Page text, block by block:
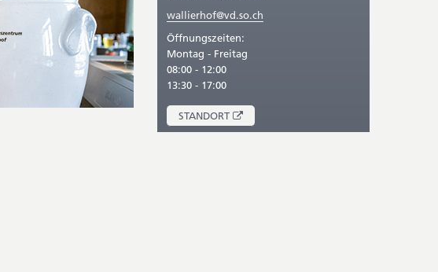
wallierhof@vd.so.ch
Öffnungszeiten:
Montag - Freitag
08:00 - 12:00
13:30 - 17:00
STANDORT
ÖFFNET
IN